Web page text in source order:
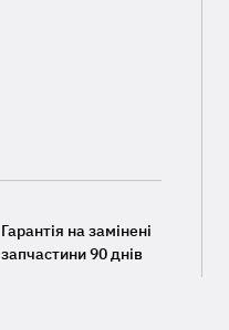
Гарантія на замінені
запчастини 90 днів